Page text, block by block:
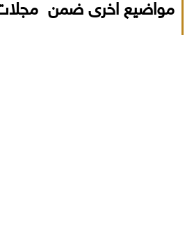
مواضيع اخرى ضمن مجلات